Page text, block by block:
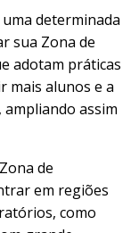
determinada
sua Zona de
adotam práticas
mais alunos e a
ampliando assim
de
em regiões
como